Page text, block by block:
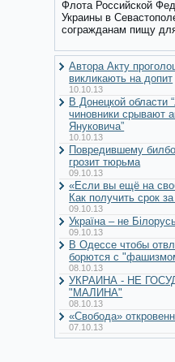
Флота Российской
Украины в
согражданам пищу
Автора Акту
викликають на допит
10.10.13
В Донецкой области
чиновники срывают
Януковича”
10.10.13
Повредившему
грозит тюрьма
09.10.13
«Если вы ещё на
Как получить срок
09.10.13
Україна – не
09.10.13
В Одессе чтобы
борются с
08.10.13
УКРАИНА - НЕ
"МАЛИНА"
08.10.13
«Свобода»
07.10.13